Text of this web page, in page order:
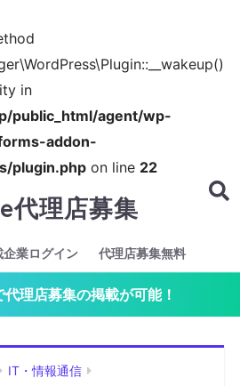
in
public_html/agent/wp-
addon-
plugin.php on line 22
代理店募集
企業ログイン 代理店募集無料
理店募集の掲載が可能！
IT・情報通信